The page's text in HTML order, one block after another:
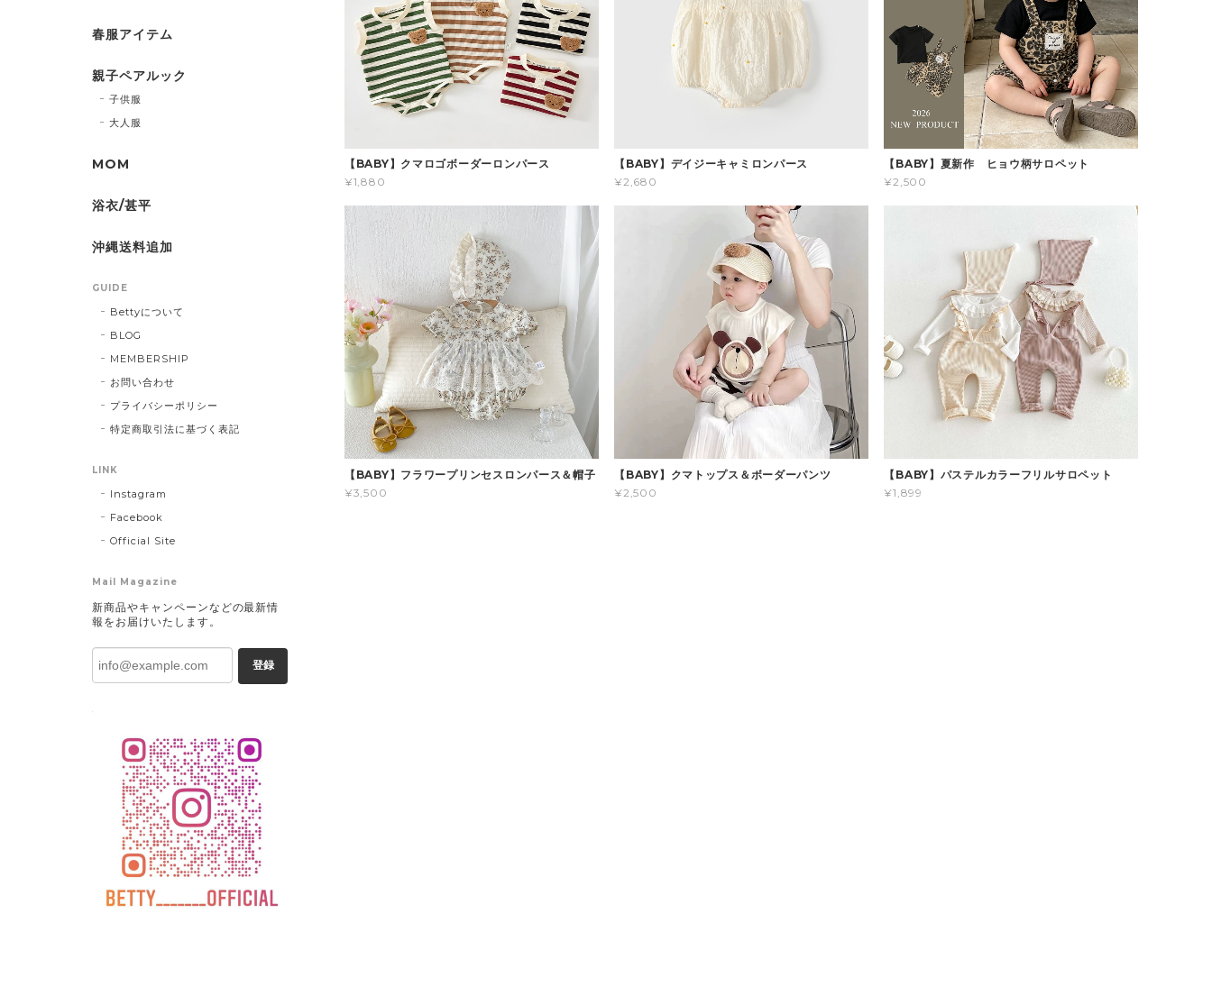
【BABY】クマロゴボーダーロンパース
¥1,880
【BABY】デイジーキャミロンパース
¥2,680
【BABY】夏新作 ヒョウ柄サロペット
¥2,500
【BABY】フラワープリンセスロンパース＆帽子
¥3,500
【BABY】クマトップス＆ボーダーパンツ
¥2,500
【BABY】パステルカラーフリルサロペット
¥1,899
春服アイテム
親子ペアルック
子供服
大人服
MOM
浴衣/甚平
沖縄送料追加
GUIDE
Bettyについて
BLOG
MEMBERSHIP
お問い合わせ
プライバシーポリシー
特定商取引法に基づく表記
LINK
Instagram
Facebook
Official Site
Mail Magazine
新商品やキャンペーンなどの最新情
報をお届けいたします。
登録